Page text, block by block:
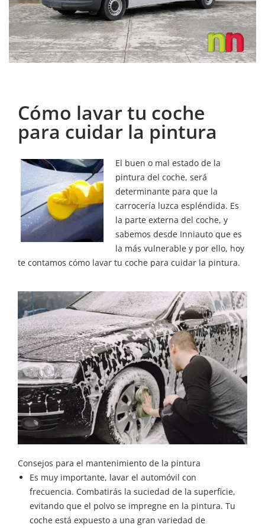
Cómo lavar tu coche
para cuidar la pintura
El buen o mal estado de la
pintura del coche, será
determinante para que la
carrocería luzca espléndida. Es
la parte externa del coche, y
sabemos desde Inniauto que es
la más vulnerable y por ello, hoy
te contamos cómo lavar tu coche para cuidar la pintura.
Consejos para el mantenimiento de la pintura
Es muy importante, lavar el automóvil con
frecuencia. Combatirás la suciedad de la superficie,
evitando que el polvo se impregne en la pintura. Tu
coche está expuesto a una gran variedad de